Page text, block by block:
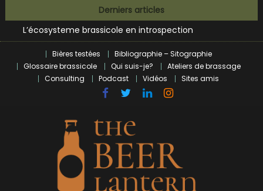
to
content
Derniers articles
L’écosysteme brassicole en introspection
Zoumaï : pionnier de la révolution craft à Marseille
BrewDog racheté par Tilray pour une bouchée de pain ?
Bières et célébrités
Bières testées
Bibliographie – Sitographie
Glossaire brassicole
Qui suis-je?
Ateliers de brassage
Consulting
Podcast Vidéos Sites amis